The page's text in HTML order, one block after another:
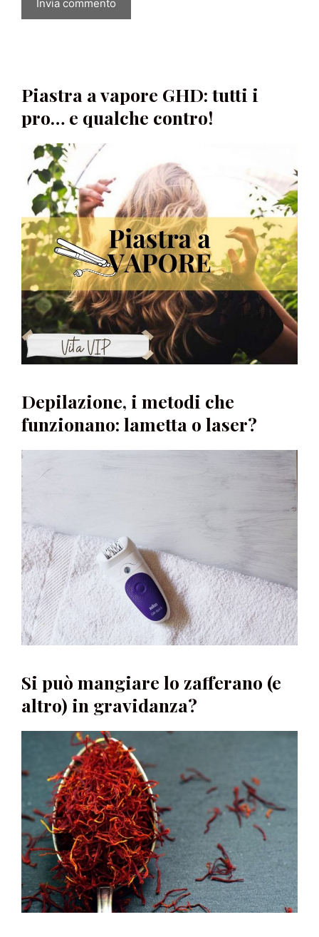
Piastra a vapore GHD: tutti i
pro… e qualche contro!
Depilazione, i metodi che
funzionano: lametta o laser?
Si può mangiare lo zafferano (e
altro) in gravidanza?